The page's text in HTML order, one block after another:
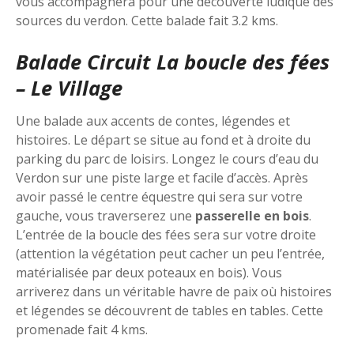
sources du verdon. Cette balade fait 3.2 kms.
Balade Circuit La boucle des fées
– Le Village
Une balade aux accents de contes, légendes et
histoires. Le départ se situe au fond et à droite du
parking du parc de loisirs. Longez le cours d’eau du
Verdon sur une piste large et facile d’accès. Après
avoir passé le centre équestre qui sera sur votre
gauche, vous traverserez une passerelle en bois.
L’entrée de la boucle des fées sera sur votre droite
(attention la végétation peut cacher un peu l’entrée,
matérialisée par deux poteaux en bois). Vous
arriverez dans un véritable havre de paix où histoires
et légendes se découvrent de tables en tables. Cette
promenade fait 4 kms.